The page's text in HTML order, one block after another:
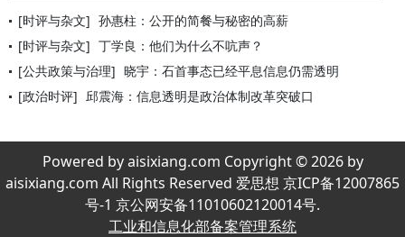
[时评与杂文] 孙惠柱：公开的简餐与秘密的高薪
[时评与杂文] 丁学良：他们为什么不吭声？
[公共政策与治理] 晓宇：石首事态已经平息信息仍需透明
[政治时评] 邱震海：信息透明是政治体制改革突破口
Powered by aisixiang.com Copyright © 2026 by
aisixiang.com All Rights Reserved 爱思想 京ICP备12007865
号-1 京公网安备11010602120014号.
工业和信息化部备案管理系统